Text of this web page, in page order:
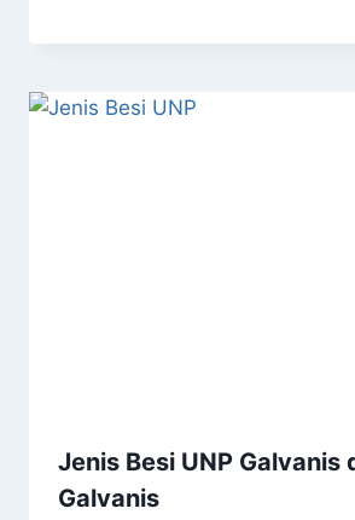
Jenis Besi UNP Galvanis
Galvanis